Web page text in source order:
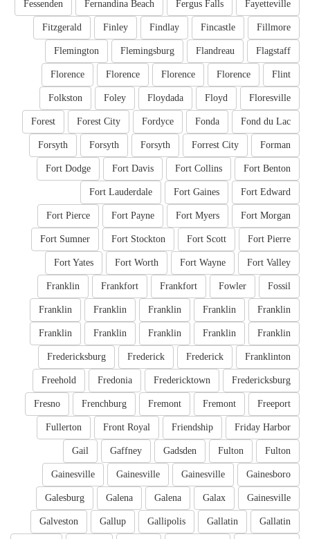
Fayetteville
Fergus Falls
Fernandina Beach
Fessenden
Fillmore
Fincastle
Findlay
Finley
Fitzgerald
Flagstaff
Flandreau
Flemingsburg
Flemington
Flint
Florence
Florence
Florence
Florence
Floresville
Floyd
Floydada
Foley
Folkston
Fond du Lac
Fonda
Fordyce
Forest City
Forest
Forman
Forrest City
Forsyth
Forsyth
Forsyth
Fort Benton
Fort Collins
Fort Davis
Fort Dodge
Fort Edward
Fort Gaines
Fort Lauderdale
Fort Morgan
Fort Myers
Fort Payne
Fort Pierce
Fort Pierre
Fort Scott
Fort Stockton
Fort Sumner
Fort Valley
Fort Wayne
Fort Worth
Fort Yates
Fossil
Fowler
Frankfort
Frankfort
Franklin
Franklin
Franklin
Franklin
Franklin
Franklin
Franklin
Franklin
Franklin
Franklin
Franklin
Franklinton
Frederick
Frederick
Fredericksburg
Fredericksburg
Fredericktown
Fredonia
Freehold
Freeport
Fremont
Fremont
Frenchburg
Fresno
Friday Harbor
Friendship
Front Royal
Fullerton
Fulton
Fulton
Gadsden
Gaffney
Gail
Gainesboro
Gainesville
Gainesville
Gainesville
Gainesville
Galax
Galena
Galena
Galesburg
Gallatin
Gallatin
Gallipolis
Gallup
Galveston